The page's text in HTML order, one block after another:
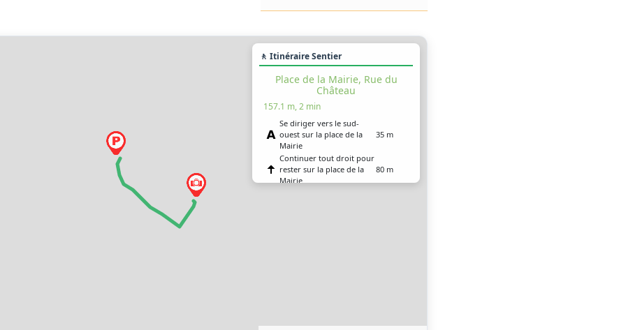
🚶 Itinéraire Sentier
Place de la Mairie, Rue du
Château
157.1 m, 2 min
Se diriger vers le sud-
ouest sur la place de la
Mairie
35 m
Continuer tout droit pour
rester sur la place de la
Mairie
80 m